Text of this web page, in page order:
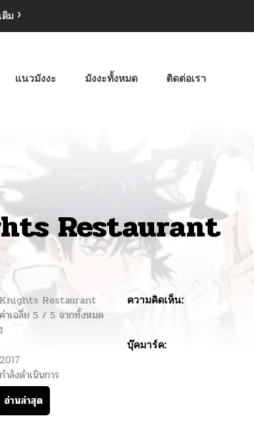
ติม
แนวมังงะ มังงะทั้งหมด ติดต่อเรา
Restaurant
Knights Restaurant
ค่าเฉลี่ย 5 / 5 จากทั้งหมด
1
ความคิดเห็น:
บุ๊คมาร์ค:
2017
กำลังดำเนินการ
อ่านล่าสุด